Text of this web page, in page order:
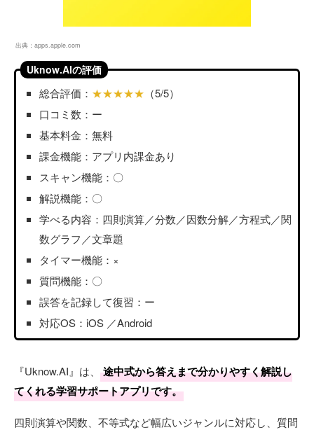
出典： apps.apple.com
Uknow.AIの評価
総合評価： ★★★★★ （5/5）
口コミ数：ー
基本料金：無料
課金機能：アプリ内課金あり
スキャン機能：〇
解説機能：〇
学べる内容：四則演算／分数／因数分解／方程式／関
数グラフ／文章題
タイマー機能：×
質問機能：〇
誤答を記録して復習：ー
対応OS：iOS ／Android
『Uknow.AI』は、
途中式から答えまで分かりやすく解説し
てくれる学習サポートアプリです。
四則演算や関数、不等式など幅広いジャンルに対応し、質問